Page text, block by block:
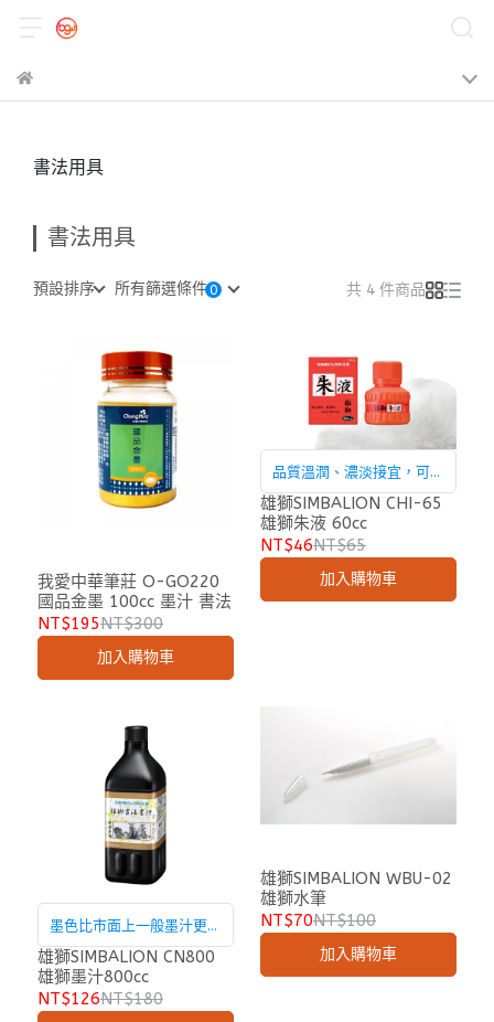
書法用具
書法用具
預設排序 所有篩選條件 共 4 件商品
我愛中華筆莊 O-GO220
國品金墨 100cc 墨汁 書法
NT$195NT$300
加入購物車
品質溫潤、濃淡接宜，可書
可畫
雄獅SIMBALION CHI-65
雄獅朱液 60cc
NT$46NT$65
加入購物車
墨色比市面上一般墨汁更加
濃黑，覆蓋力更佳，適於書
寫、繪畫和練習，也是書
法、墨畫課練習的最佳選擇
雄獅SIMBALION CN800
雄獅墨汁800cc
NT$126NT$180
雄獅SIMBALION WBU-02
雄獅水筆
NT$70NT$100
加入購物車